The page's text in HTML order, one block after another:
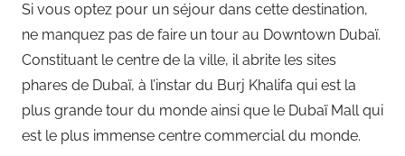
Si vous optez pour un séjour dans cette destination,
ne manquez pas de faire un tour au Downtown Dubaï.
Constituant le centre de la ville, il abrite les sites
phares de Dubaï, à l’instar du Burj Khalifa qui est la
plus grande tour du monde ainsi que le Dubaï Mall qui
est le plus immense centre commercial du monde.